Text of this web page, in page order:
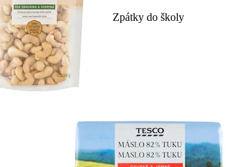
Zpátky do školy